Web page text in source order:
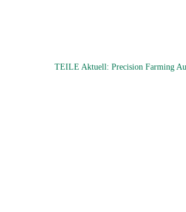
TEILE Aktuell: Precision Farming